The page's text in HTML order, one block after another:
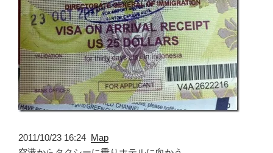
2011/10/23 16:24 Map